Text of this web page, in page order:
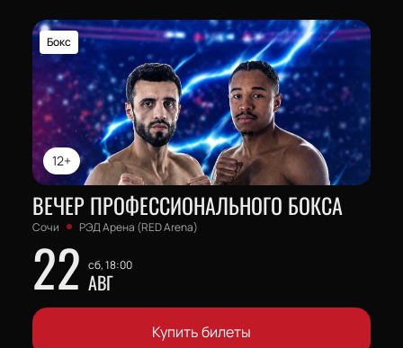
12+
Бокс
ВЕЧЕР ПРОФЕССИОНАЛЬНОГО БОКСА
Сочи РЭД Арена (RED Arena)
22 сб, 18:00
АВГ
Купить билеты